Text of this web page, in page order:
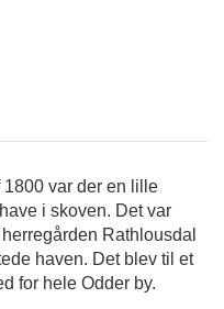
1800 var der en lille
i skoven. Det var
Rathlousdal
haven. Det blev til et
for hele Odder by.